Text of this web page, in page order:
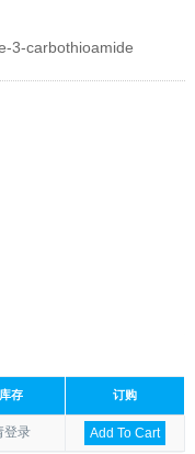
3-carbothioamide
库存 订购
登录 Add To Cart